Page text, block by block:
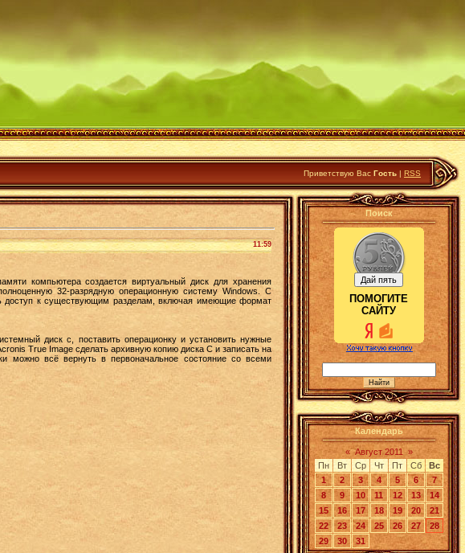
Приветствую Вас Гость | RSS
11:59
компьютера создается виртуальный диск для хранения
32-разрядную операционную систему Windows. С
доступ к существующим разделам, включая имеющие формат
диск c, поставить операционку и установить нужные
True Image сделать архивную копию диска C и записать на
можно всё вернуть в первоначальное состояние со всеми
Поиск
ПОМОГИТЕ
САЙТУ
Календарь
« Август 2011 »
Пн
Вт Ср Чт Пт Сб
Вс
1
2 3 4 5 6
7
8
9 10 11 12 13
14
15
16 17 18 19 20
21
22
23 24 25 26 27
28
29
30 31